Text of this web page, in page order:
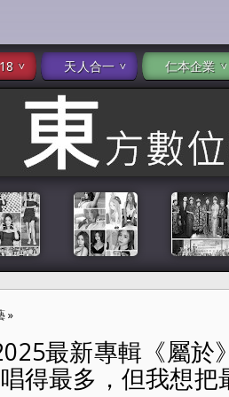
天人合一 仁本企業
»
屬於》 首波主打〈為靠近而遠離〉「我
最新專輯《屬於
得最多，但我想